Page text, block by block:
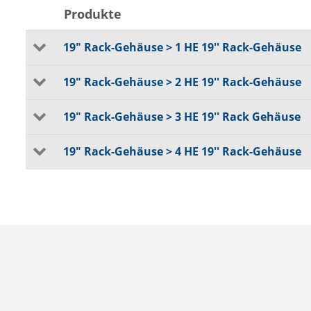
Produkte
19" Rack-Gehäuse > 1 HE 19'' Rack-Gehäuse
19" Rack-Gehäuse > 2 HE 19'' Rack-Gehäuse
19" Rack-Gehäuse > 3 HE 19'' Rack Gehäuse
19" Rack-Gehäuse > 4 HE 19'' Rack-Gehäuse